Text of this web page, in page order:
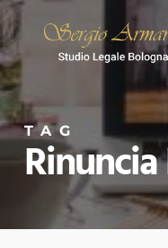
Skip
to
main
content
TAG
Rinuncia